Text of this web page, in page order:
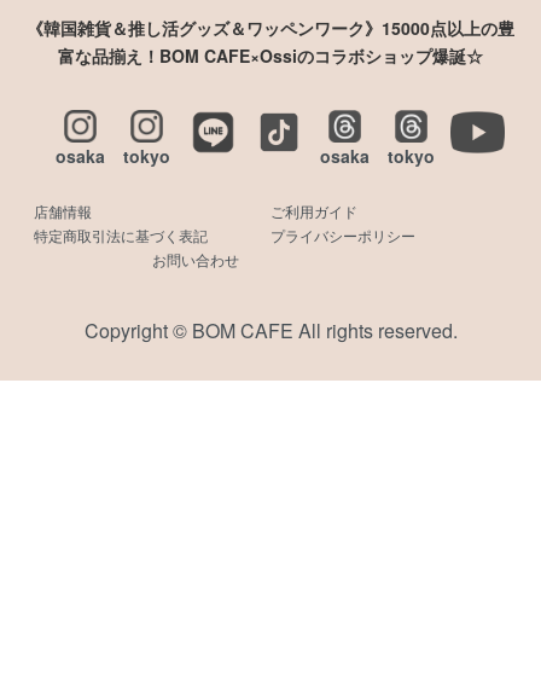
《韓国雑貨＆推し活グッズ＆ワッペンワーク》15000点以上の豊
富な品揃え！BOM CAFE×Ossiのコラボショップ爆誕☆
osaka tokyo osaka tokyo
店舗情報
ご利用ガイド
特定商取引法に基づく表記
プライバシーポリシー
お問い合わせ
Copyright © BOM CAFE All rights reserved.